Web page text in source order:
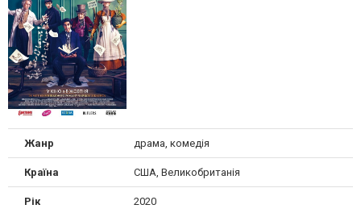
Жанр драма, комедія
Країна США, Великобританія
Рік 2020